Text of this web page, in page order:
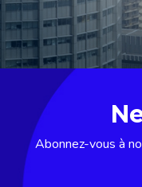
Abonnez-vous à